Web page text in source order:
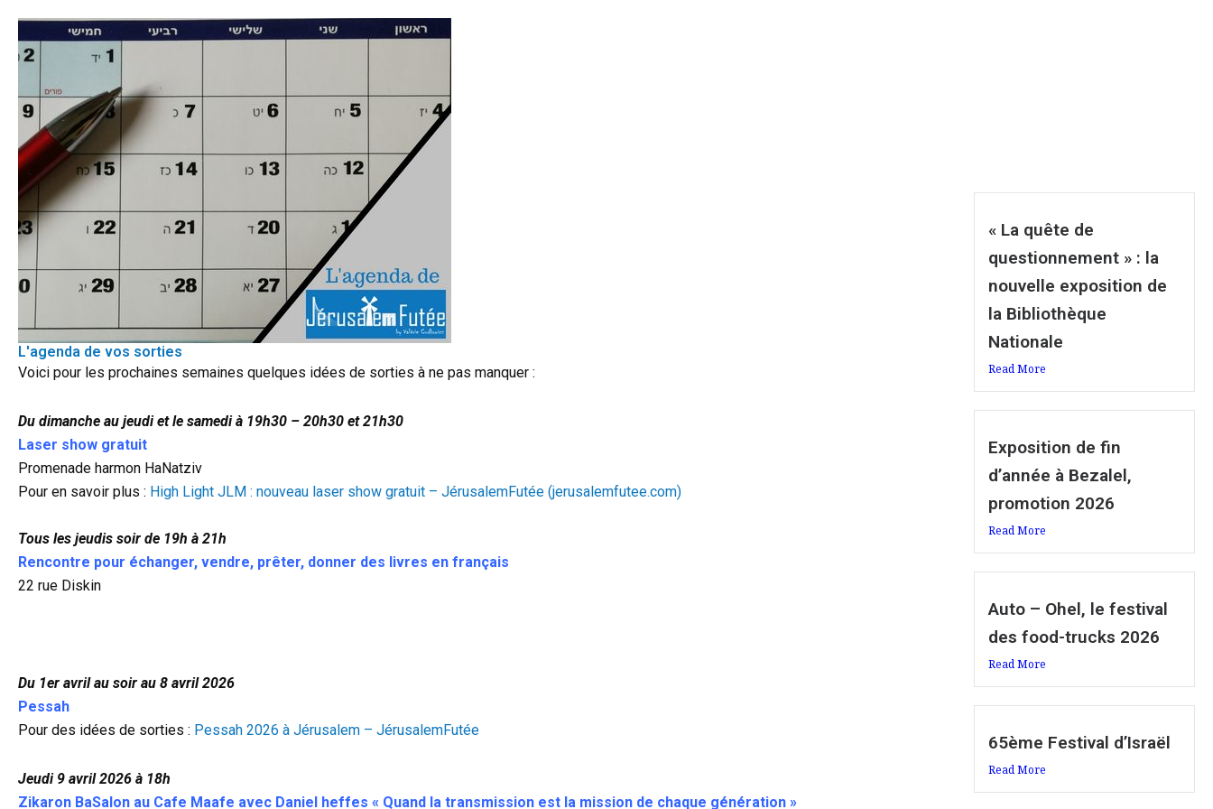
L'agenda de vos sorties
Voici pour les prochaines semaines quelques idées de sorties à ne pas manquer :
Du dimanche au jeudi et le samedi à 19h30 – 20h30 et 21h30
Laser show gratuit
Promenade harmon HaNatziv
Pour en savoir plus : High Light JLM : nouveau laser show gratuit – JérusalemFutée (jerusalemfutee.com)
Tous les jeudis soir de 19h à 21h
Rencontre pour échanger, vendre, prêter, donner des livres en français
22 rue Diskin
Du 1er avril au soir au 8 avril 2026
Pessah
Pour des idées de sorties : Pessah 2026 à Jérusalem – JérusalemFutée
Jeudi 9 avril 2026 à 18h
Zikaron BaSalon au Cafe Maafe avec Daniel heffes « Quand la transmission est la mission de chaque génération »
« La quête de
questionnement » : la
nouvelle exposition de
la Bibliothèque
Nationale
Read More
Exposition de fin
d’année à Bezalel,
promotion 2026
Read More
Auto – Ohel, le festival
des food-trucks 2026
Read More
65ème Festival d’Israël
Read More